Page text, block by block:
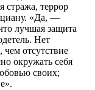
стража, террор
«Да, —
лучшая защита
Нет
чем отсутствие
окружать себя
своих;